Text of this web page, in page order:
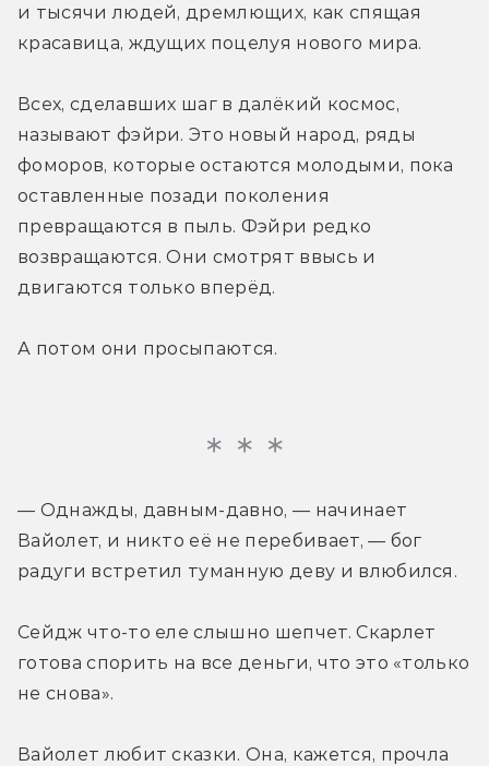
и тысячи людей, дремлющих, как спящая
красавица, ждущих поцелуя нового мира.
Всех, сделавших шаг в далёкий космос,
называют фэйри. Это новый народ, ряды
фоморов, которые остаются молодыми, пока
оставленные позади поколения
превращаются в пыль. Фэйри редко
возвращаются. Они смотрят ввысь и
двигаются только вперёд.
А потом они просыпаются.
— Однажды, давным-давно, — начинает
Вайолет, и никто её не перебивает, — бог
радуги встретил туманную деву и влюбился.
Сейдж что-то еле слышно шепчет. Скарлет
готова спорить на все деньги, что это «только
не снова».
Вайолет любит сказки. Она, кажется, прочла